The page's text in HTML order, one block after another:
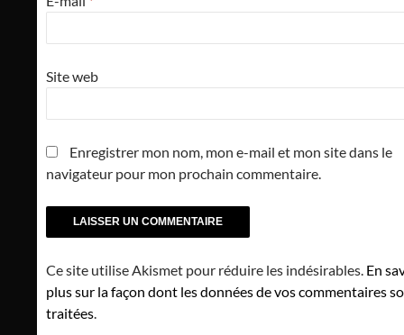
Site web
Enregistrer mon nom, mon e-mail et mon site dans le
navigateur pour mon prochain commentaire.
Ce site utilise Akismet pour réduire les indésirables. En
plus sur la façon dont les données de vos commentaires
traitées